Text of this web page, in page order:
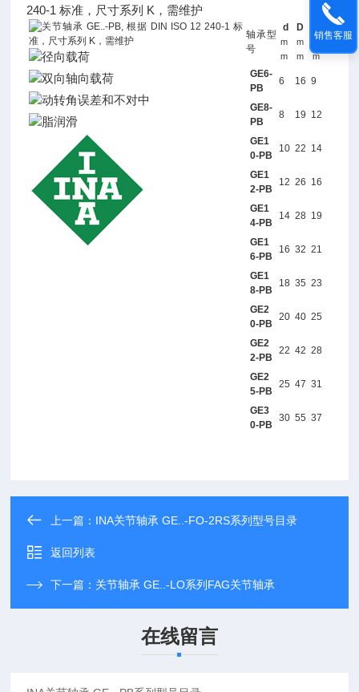
240-1 标准，尺寸系列 K，需维护
轴承型
号
d
m
m
D
m
m
m
m
GE6-
PB
6 16 9
GE8-
PB
8 19 12
GE1
0-PB
10 22 14
GE1
2-PB
12 26 16
GE1
4-PB
14 28 19
GE1
6-PB
16 32 21
GE1
8-PB
18 35 23
GE2
0-PB
20 40 25
GE2
2-PB
22 42 28
GE2
5-PB
25 47 31
GE3
0-PB
30 55 37
上一篇： INA关节轴承 GE..-FO-2RS系列型号目录
返回列表
下一篇： 关节轴承 GE..-LO系列FAG关节轴承
在线留言
销售客服